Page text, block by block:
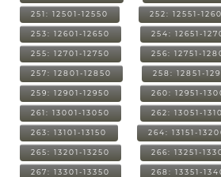
251: 12501-12550 252: 12551-
253: 12601-12650 254: 12651-
255: 12701-12750 256: 12751-
257: 12801-12850 258: 12851-
259: 12901-12950 260: 12951-
261: 13001-13050 262: 13051-
263: 13101-13150 264: 13151-
265: 13201-13250 266: 13251-
267: 13301-13350 268: 13351-